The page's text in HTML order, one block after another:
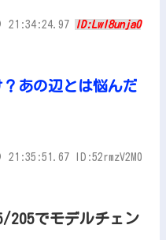
21:34:24.97 ID:LwI8unja0
あの辺とは悩んだ
ID:52rmzV2M0
205でモデルチェン